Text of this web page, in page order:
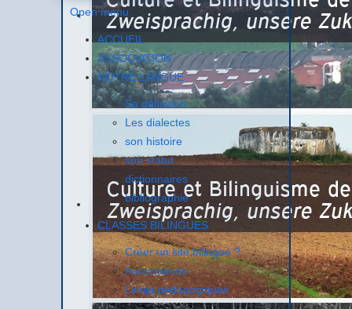
Open menu
ACCUEIL
ASSOCIATION
NOTRE LANGUE
Sa définition
Les dialectes
son histoire
son statut
dictionnaires
bibliographie
CLASSES BILINGUES
Créer un site bilingue ?
Associations
Livres pédagogiques